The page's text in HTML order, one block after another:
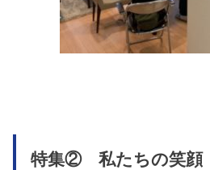
特集② 私たちの笑顔